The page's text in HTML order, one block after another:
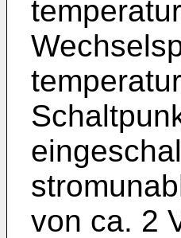
von ca. 2